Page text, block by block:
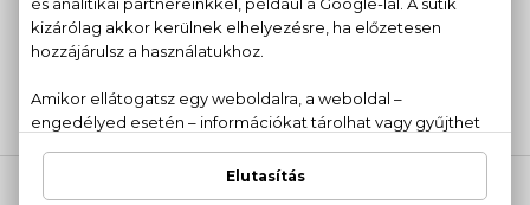
100% eredeti termékek,14 napos visszaküldési
garanciával
Kérdésed van, elakadtál? Hívd ügyfélszolgálatunkat: